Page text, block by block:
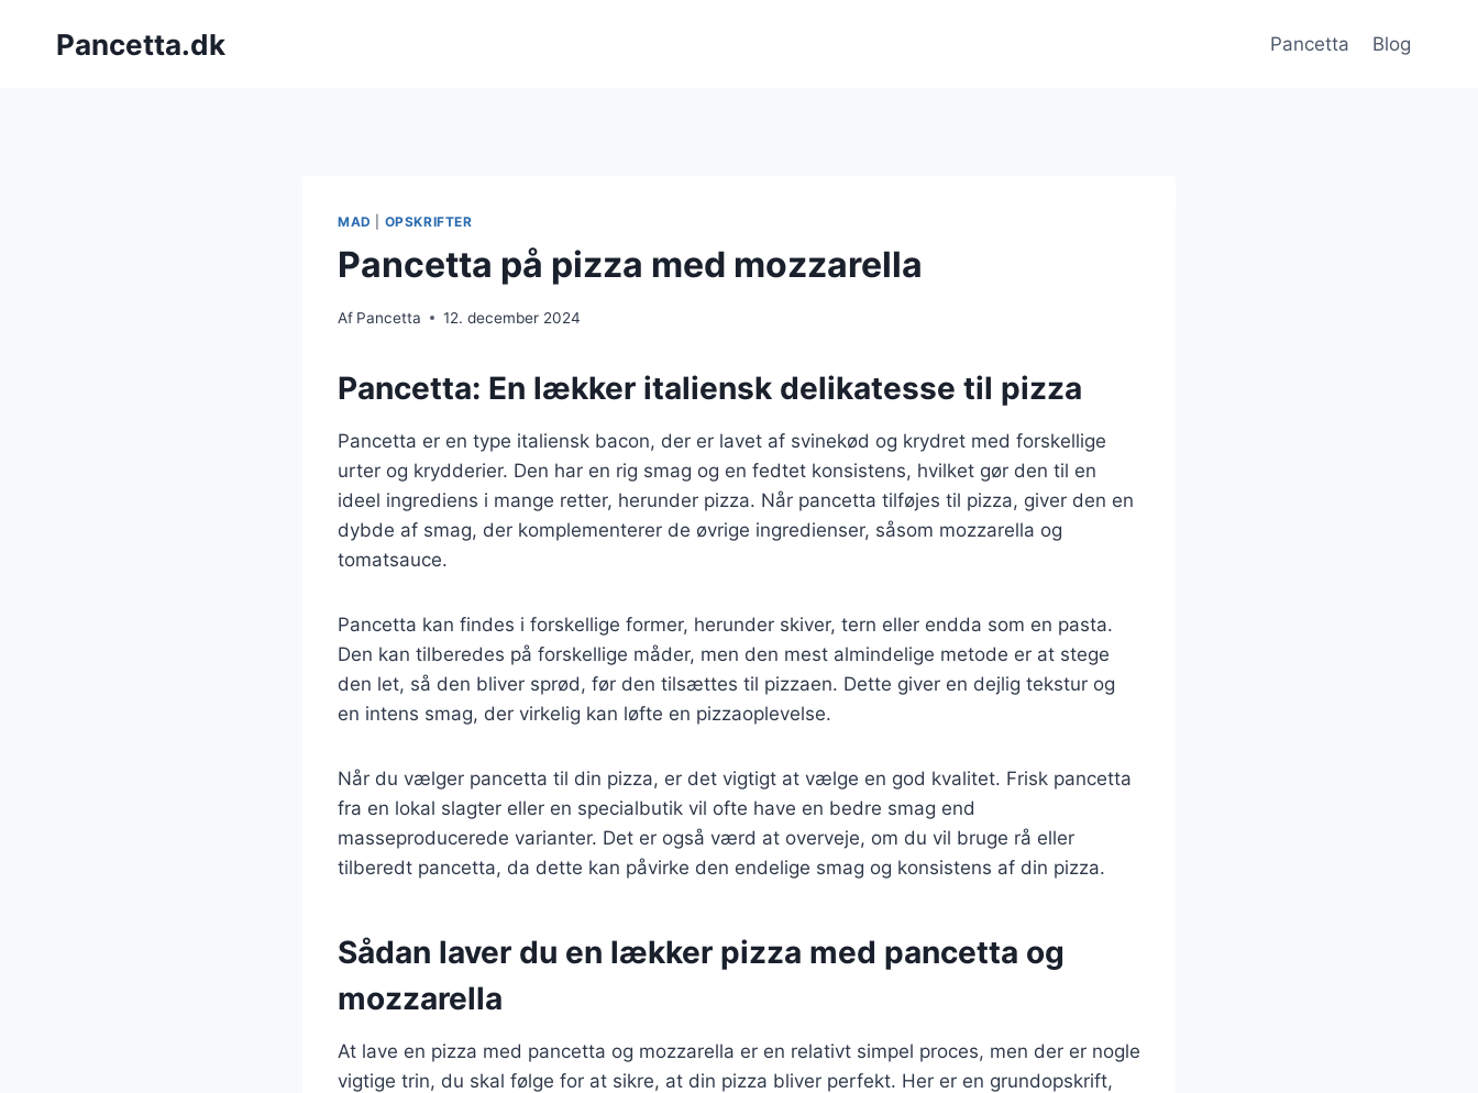
Pancetta.dk Pancetta Blog
MAD OPSKRIFTER
Pancetta på pizza med mozzarella
Af Pancetta 12. december 2024
Pancetta: En lækker italiensk delikatesse til pizza
Pancetta er en type italiensk bacon, der er lavet af svinekød og krydret med forskellige
urter og krydderier. Den har en rig smag og en fedtet konsistens, hvilket gør den til en
ideel ingrediens i mange retter, herunder pizza. Når pancetta tilføjes til pizza, giver den en
dybde af smag, der komplementerer de øvrige ingredienser, såsom mozzarella og
tomatsauce.
Pancetta kan findes i forskellige former, herunder skiver, tern eller endda som en pasta.
Den kan tilberedes på forskellige måder, men den mest almindelige metode er at stege
den let, så den bliver sprød, før den tilsættes til pizzaen. Dette giver en dejlig tekstur og
en intens smag, der virkelig kan løfte en pizzaoplevelse.
Når du vælger pancetta til din pizza, er det vigtigt at vælge en god kvalitet. Frisk pancetta
fra en lokal slagter eller en specialbutik vil ofte have en bedre smag end
masseproducerede varianter. Det er også værd at overveje, om du vil bruge rå eller
tilberedt pancetta, da dette kan påvirke den endelige smag og konsistens af din pizza.
Sådan laver du en lækker pizza med pancetta og
mozzarella
At lave en pizza med pancetta og mozzarella er en relativt simpel proces, men der er nogle
vigtige trin, du skal følge for at sikre, at din pizza bliver perfekt. Her er en grundopskrift,